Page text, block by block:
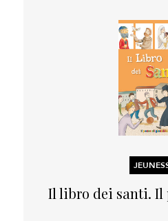
Il libro dei santi. Il